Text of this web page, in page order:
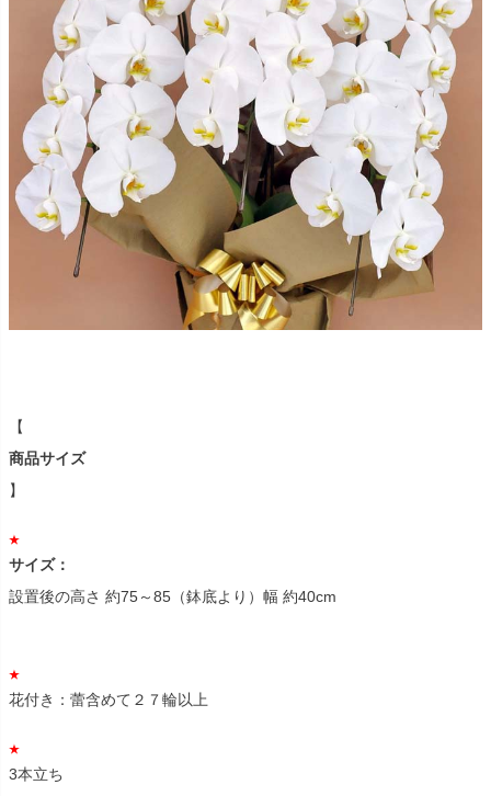
【
商品サイズ
】
サイズ：
設置後の高さ 約75～85（鉢底より）幅 約40cm
花付き：蕾含めて２７輪以上
3本立ち